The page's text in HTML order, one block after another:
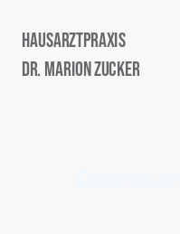
Hausarztpraxis
Dr. Marion Zucker